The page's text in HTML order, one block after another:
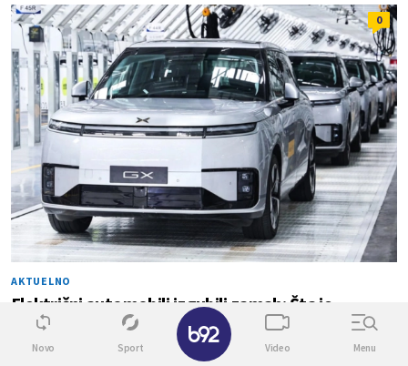
0
AKTUELNO
Električni automobili izgubili zamah: Šta je
zaustavilo najveće EV tržište na svetu?
Novo Sport Video Menu